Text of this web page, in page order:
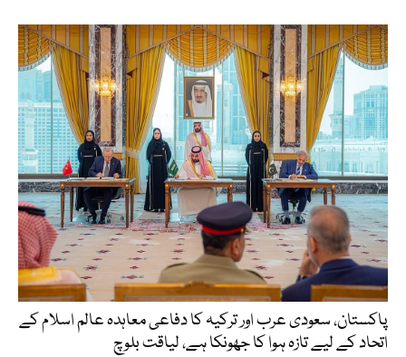
پاکستان، سعودی عرب اور ترکیہ کا دفاعی معاہدہ عالم اسلام کے
اتحاد کے لیے تازہ ہوا کا جھونکا ہے، لیاقت بلوچ